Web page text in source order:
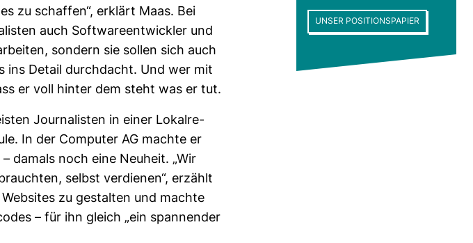
zu schaffen“, erklärt Maas. Bei
auch Soft­ware­ent­wickler und
son­dern sie sollen sich auch
ins Detail durch­dacht. Und wer mit
er voll hinter dem steht was er tut.
Jour­na­listen in einer Lokal­re­
In der Com­puter AG machte er
damals noch eine Neu­heit. „Wir
selbst ver­dienen“, erzählt
zu gestalten und machte
– für ihn gleich „ein span­nender
UNSER POSITIONSPAPIER